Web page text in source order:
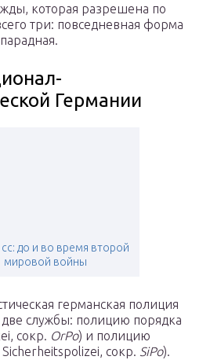
которая разрешена по
три: повседневная форма
Германии
до и во время второй
мировой войны
германская полиция
службы: полицию порядка
сокр. OrPo) и полицию
сокр. SiPo).